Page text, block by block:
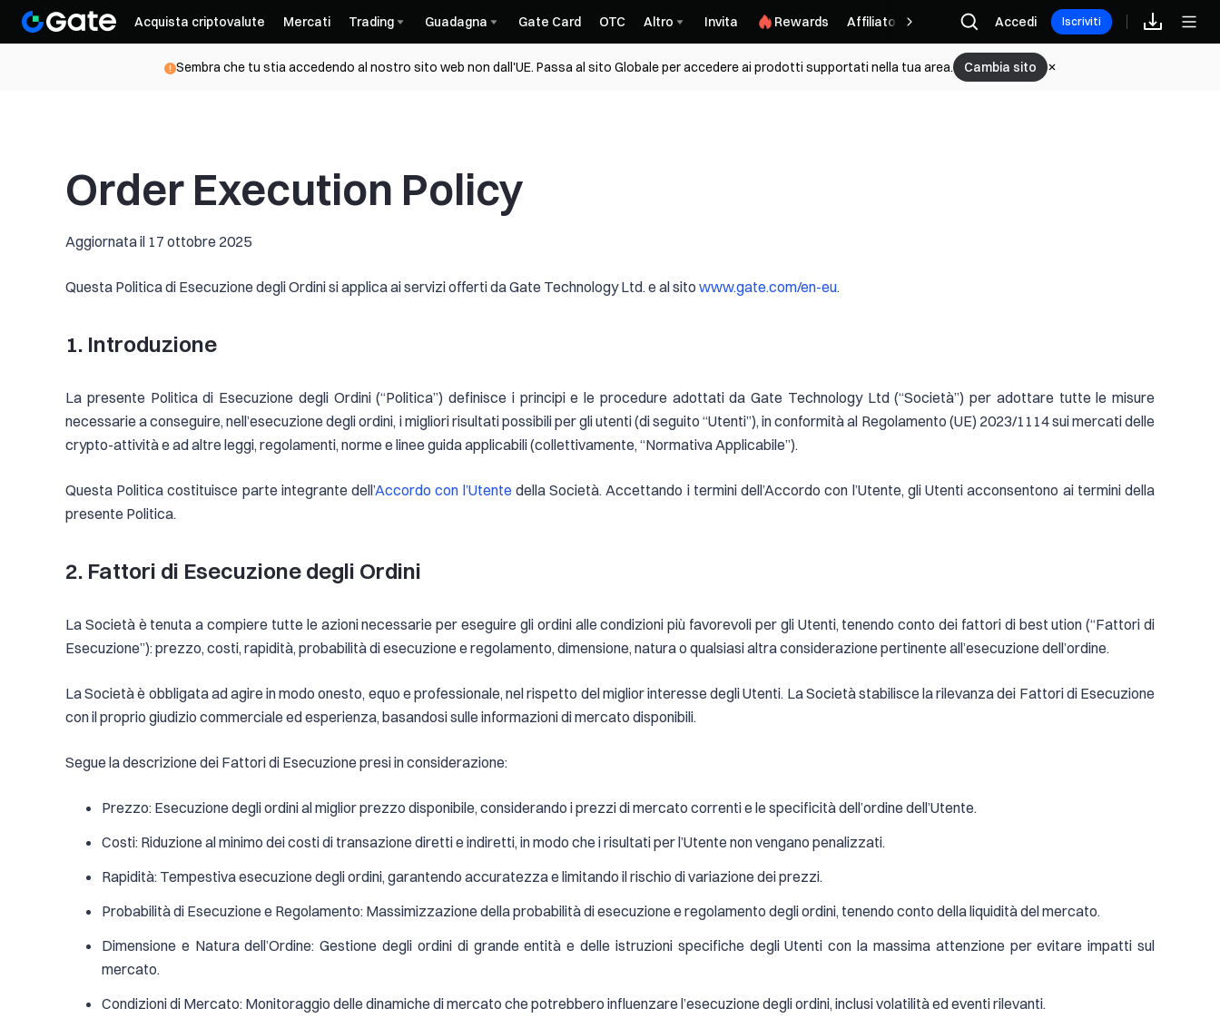
Acquista criptovalute Mercati Trading Guadagna Gate Card OTC Altro Invita Rewards Affiliato Accedi Iscriviti
Sembra che tu stia accedendo al nostro sito web non dall'UE. Passa al sito Globale per accedere ai prodotti supportati nella tua area. Cambia sito
Order Execution Policy
Aggiornata il 17 ottobre 2025
Questa Politica di Esecuzione degli Ordini si applica ai servizi offerti da Gate Technology Ltd. e al sito www.gate.com/en-eu.
1. Introduzione
La presente Politica di Esecuzione degli Ordini (“Politica”) definisce i principi e le procedure adottati da Gate Technology Ltd (“Società”) per adottare tutte le misure
necessarie a conseguire, nell’esecuzione degli ordini, i migliori risultati possibili per gli utenti (di seguito “Utenti”), in conformità al Regolamento (UE) 2023/1114 sui mercati delle
crypto-attività e ad altre leggi, regolamenti, norme e linee guida applicabili (collettivamente, “Normativa Applicabile”).
Questa Politica costituisce parte integrante dell’Accordo con l’Utentedella Società. Accettando i termini dell’Accordo con l’Utente, gli Utenti acconsentono ai termini della
presente Politica.
2. Fattori di Esecuzione degli Ordini
La Società è tenuta a compiere tutte le azioni necessarie per eseguire gli ordini alle condizioni più favorevoli per gli Utenti, tenendo conto dei fattori di best ution (“Fattori di
Esecuzione”): prezzo, costi, rapidità, probabilità di esecuzione e regolamento, dimensione, natura o qualsiasi altra considerazione pertinente all’esecuzione dell’ordine.
La Società è obbligata ad agire in modo onesto, equo e professionale, nel rispetto del miglior interesse degli Utenti. La Società stabilisce la rilevanza dei Fattori di Esecuzione
con il proprio giudizio commerciale ed esperienza, basandosi sulle informazioni di mercato disponibili.
Segue la descrizione dei Fattori di Esecuzione presi in considerazione:
Prezzo: Esecuzione degli ordini al miglior prezzo disponibile, considerando i prezzi di mercato correnti e le specificità dell’ordine dell’Utente.
Costi: Riduzione al minimo dei costi di transazione diretti e indiretti, in modo che i risultati per l’Utente non vengano penalizzati.
Rapidità: Tempestiva esecuzione degli ordini, garantendo accuratezza e limitando il rischio di variazione dei prezzi.
Probabilità di Esecuzione e Regolamento: Massimizzazione della probabilità di esecuzione e regolamento degli ordini, tenendo conto della liquidità del mercato.
Dimensione e Natura dell’Ordine: Gestione degli ordini di grande entità e delle istruzioni specifiche degli Utenti con la massima attenzione per evitare impatti sul
mercato.
Condizioni di Mercato: Monitoraggio delle dinamiche di mercato che potrebbero influenzare l’esecuzione degli ordini, inclusi volatilità ed eventi rilevanti.